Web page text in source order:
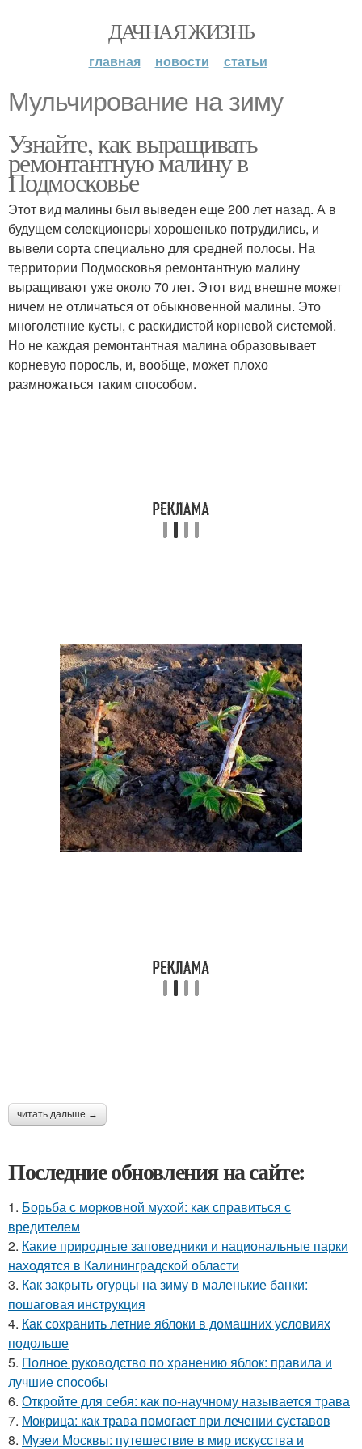
ДАЧНАЯ ЖИЗНЬ
главная новости статьи
Мульчирование на зиму
Узнайте, как выращивать
ремонтантную малину в
Подмосковье
Этот вид малины был выведен еще 200 лет назад. А в
будущем селекционеры хорошенько потрудились, и
вывели сорта специально для средней полосы. На
территории Подмосковья ремонтантную малину
выращивают уже около 70 лет. Этот вид внешне может
ничем не отличаться от обыкновенной малины. Это
многолетние кусты, с раскидистой корневой системой.
Но не каждая ремонтантная малина образовывает
корневую поросль, и, вообще, может плохо
размножаться таким способом.
читать дальше →
Последние обновления на сайте:
1. Борьба с морковной мухой: как справиться с
вредителем
2. Какие природные заповедники и национальные парки
находятся в Калининградской области
3. Как закрыть огурцы на зиму в маленькие банки:
пошаговая инструкция
4. Как сохранить летние яблоки в домашних условиях
подольше
5. Полное руководство по хранению яблок: правила и
лучшие способы
6. Откройте для себя: как по-научному называется трава
7. Мокрица: как трава помогает при лечении суставов
8. Музеи Москвы: путешествие в мир искусства и